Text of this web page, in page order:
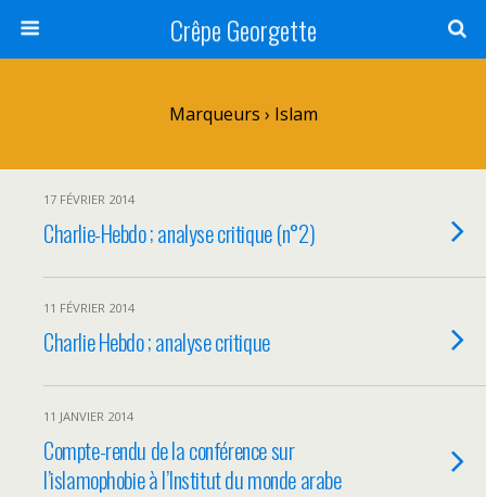
Crêpe Georgette
Marqueurs › Islam
17 FÉVRIER 2014
Charlie-Hebdo ; analyse critique (n°2)
11 FÉVRIER 2014
Charlie Hebdo ; analyse critique
11 JANVIER 2014
Compte-rendu de la conférence sur
l’islamophobie à l’Institut du monde arabe